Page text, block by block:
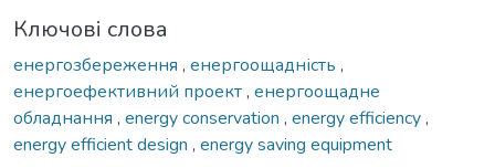
Ключові слова
енергозбереження , енергоощадність ,
енергоефективний проект, енергоощадне
обладнання , energy conservation , energy efficiency,
energy efficient design , energy saving equipment